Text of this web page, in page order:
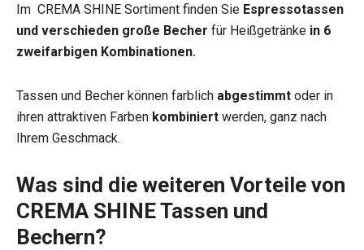
Im CREMA SHINE Sortiment finden Sie Espressotassen
und verschieden große Becher für Heißgetränke in 6
zweifarbigen Kombinationen.
Tassen und Becher können farblich abgestimmt oder in
ihren attraktiven Farben kombiniert werden, ganz nach
Ihrem Geschmack.
Was sind die weiteren Vorteile von
CREMA SHINE Tassen und
Bechern?